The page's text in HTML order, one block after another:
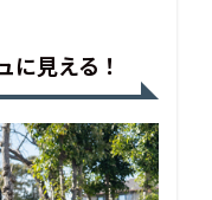
見える！